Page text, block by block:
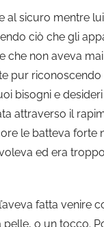
al sicuro mentre
ciò che gli
che non aveva
pur riconoscendo
bisogni e
attraverso il
le batteva forte
ed era
fatta venire
pelle, o un tocco.